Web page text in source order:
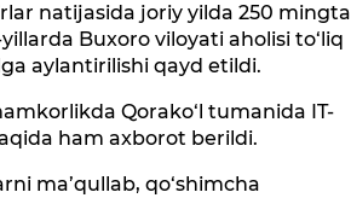
natijasida joriy yilda 250 mingta
Buxoro viloyati aholisi to‘liq
aylantirilishi qayd etildi.
Qorako‘l tumanida IT-
ham axborot berildi.
ma’qullab, qo‘shimcha